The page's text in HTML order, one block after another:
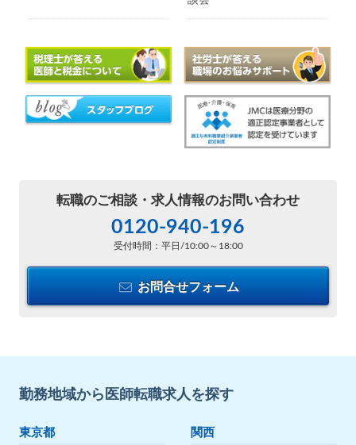
転職のご相談・ 求人情報のお問い合わせ
0120-940-196
受付時間：平日/10:00～18:00
お問合せフォーム
勤務地域から医師転職求人を探す
東京都 関西